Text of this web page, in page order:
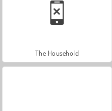
The Household